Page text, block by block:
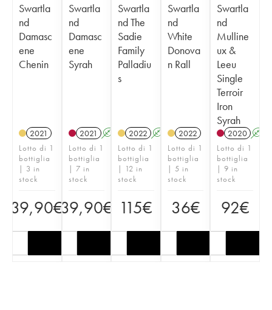
Swartla
nd
Damasc
ene
Chenin
2021
Lotto di 1
bottiglia
| 3 in
stock
39,90€
Swartla
nd
Damasc
ene
Syrah
2021 A
Lotto di 1
bottiglia
| 7 in
stock
39,90€
Swartla
nd The
Sadie
Family
Palladiu
s
2022 A
Lotto di 1
bottiglia
| 12 in
stock
115€
Swartla
nd
White
Donova
n Rall
2022
Lotto di 1
bottiglia
| 5 in
stock
36€
Swartla
nd
Mulline
ux &
Leeu
Single
Terroir
Iron
Syrah
2020 A
Lotto di 1
bottiglia
| 9 in
stock
92€